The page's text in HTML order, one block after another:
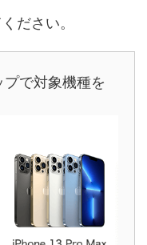
ださい。
プで対象機種を